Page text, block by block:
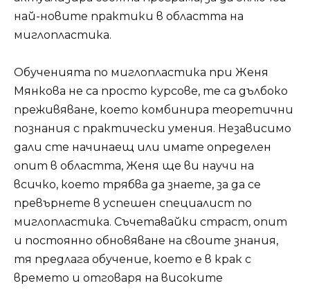
най-новите практики в областта на
миглопластика.
Обученията по миглопластика при Женя
Мянкова не са просто курсове, те са дълбоко
преживяване, което комбинира теоретични
познания с практически умения. Независимо
дали сте начинаещ или имате определен
опит в областта, Женя ще ви научи на
всичко, което трябва да знаете, за да се
превърнете в успешен специалист по
миглопластика. Съчетавайки страст, опит
и постоянно обновяване на своите знания,
тя предлага обучение, което е в крак с
времето и отговаря на високите